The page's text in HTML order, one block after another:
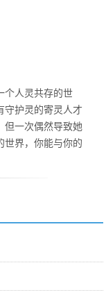
个人灵共存的世
守护灵的寄灵人才
但一次偶然导致她
世界，你能与你的